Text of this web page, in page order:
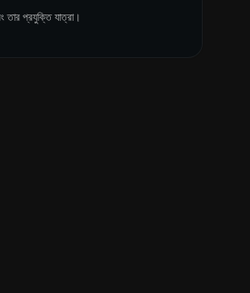
তার প্রযুক্তি যাত্রা।